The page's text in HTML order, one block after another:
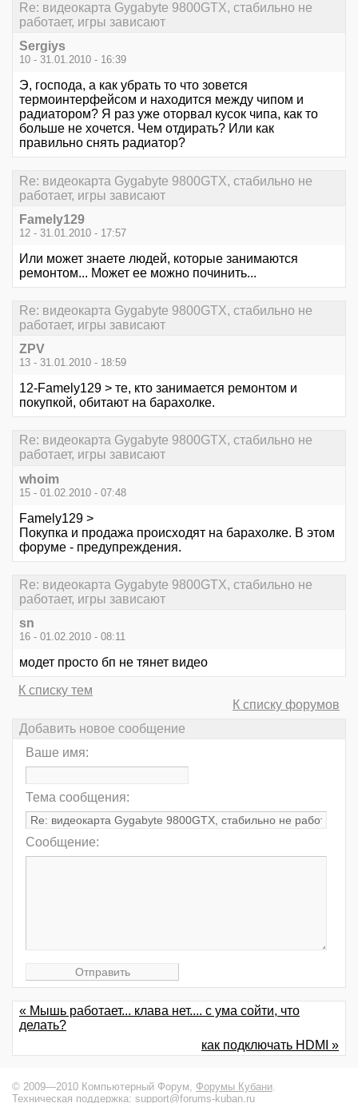
Re: видеокарта Gygabyte 9800GTX, стабильно не
работает, игры зависают
Sergiys
10 - 31.01.2010 - 16:39
Э, господа, а как убрать то что зовется
термоинтерфейсом и находится между чипом и
радиатором? Я раз уже оторвал кусок чипа, как то
больше не хочется. Чем отдирать? Или как
правильно снять радиатор?
Re: видеокарта Gygabyte 9800GTX, стабильно не
работает, игры зависают
Famely129
12 - 31.01.2010 - 17:57
Или может знаете людей, которые занимаются
ремонтом... Может ее можно починить...
Re: видеокарта Gygabyte 9800GTX, стабильно не
работает, игры зависают
ZPV
13 - 31.01.2010 - 18:59
12-Famely129 > те, кто занимается ремонтом и
покупкой, обитают на барахолке.
Re: видеокарта Gygabyte 9800GTX, стабильно не
работает, игры зависают
whoim
15 - 01.02.2010 - 07:48
Famely129 >
Покупка и продажа происходят на барахолке. В этом
форуме - предупреждения.
Re: видеокарта Gygabyte 9800GTX, стабильно не
работает, игры зависают
sn
16 - 01.02.2010 - 08:11
модет просто бп не тянет видео
К списку тем
К списку форумов
Добавить новое сообщение
Ваше имя:
Тема сообщения:
Сообщение:
« Мышь работает... клава нет.... с ума сойти, что
делать?
как подключать HDMI »
© 2009—2010 Компьютерный Форум, Форумы Кубани.
Техническая поддержка: support@forums-kuban.ru